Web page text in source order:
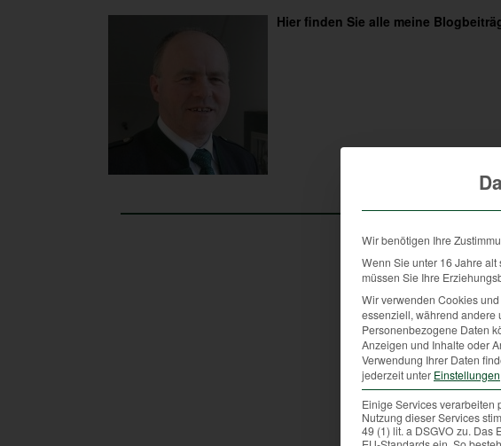
Hier finden Sie alle meine
Wir benötigen Ihre
Wenn Sie unter 16 Jahre
müssen Sie Ihre
Wir verwenden Cookies
essenziell, während andere
Personenbezogene Daten
Anzeigen und Inhalte oder
Verwendung Ihrer Daten
jederzeit unter Einstellungen
Einige Services verarbeiten
Nutzung dieser Services
49 (1) lit. a DSGVO zu. Das